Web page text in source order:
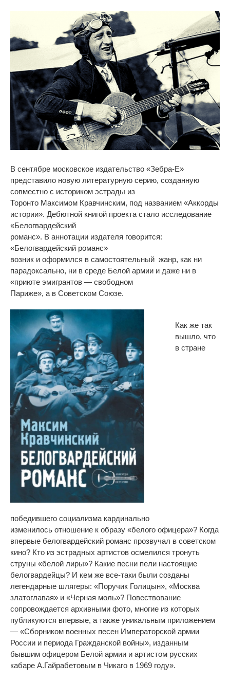
В сентябре московское издательство «Зебра-Е»
представило новую литературную серию, созданную
совместно с историком эстрады из
Торонто Максимом Кравчинским, под названием «Аккорды
истории». Дебютной книгой проекта стало исследование
«Белогвардейский
романс». В аннотации издателя говорится:
«Белогвардейский романс»
возник и оформился в самостоятельный жанр, как ни
парадоксально, ни в среде Белой армии и даже ни в
«приюте эмигрантов — свободном
Париже», а в Советском Союзе.
Как же так
вышло, что
в стране
победившего социализма кардинально
изменилось отношение к образу «белого офицера»? Когда
впервые белогвардейский романс прозвучал в советском
кино? Кто из эстрадных артистов осмелился тронуть
струны «белой лиры»? Какие песни пели настоящие
белогвардейцы? И кем же все-таки были созданы
легендарные шлягеры: «Поручик Голицын», «Москва
златоглавая» и «Черная моль»? Повествование
сопровождается архивными фото, многие из которых
публикуются впервые, а также уникальным приложением
— «Сборником военных песен Императорской армии
России и периода Гражданской войны», изданным
бывшим офицером Белой армии и артистом русских
кабаре А.Гайрабетовым в Чикаго в 1969 году».